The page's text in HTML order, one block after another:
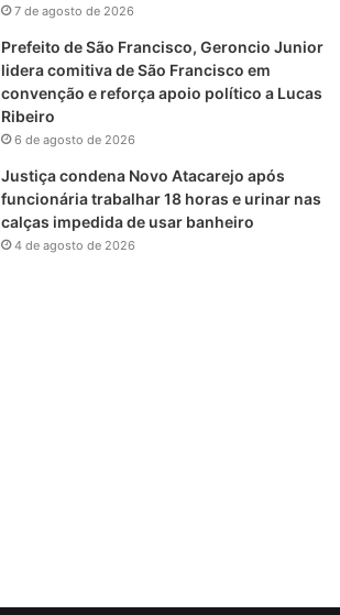
7 de agosto de 2026
Prefeito de São Francisco, Geroncio Junior
lidera comitiva de São Francisco em
convenção e reforça apoio político a Lucas
Ribeiro
6 de agosto de 2026
Justiça condena Novo Atacarejo após
funcionária trabalhar 18 horas e urinar nas
calças impedida de usar banheiro
4 de agosto de 2026